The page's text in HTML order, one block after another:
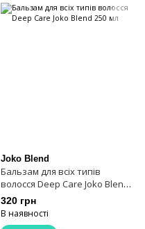
Joko Blend
Бальзам для всіх типів
волосся Deep Care Joko Blend
250 мл
320 грн
В наявності